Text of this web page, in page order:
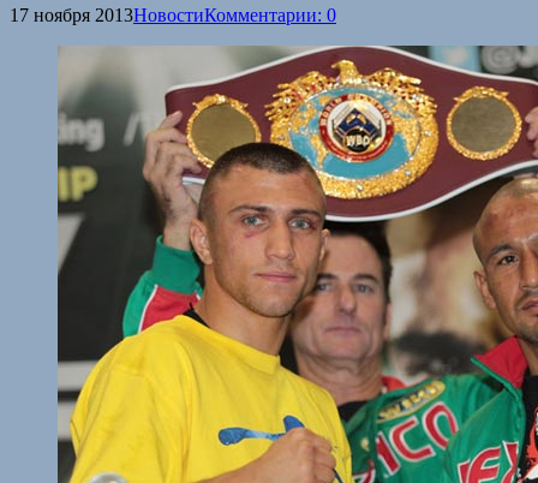
17 ноября 2013НовостиКомментарии: 0